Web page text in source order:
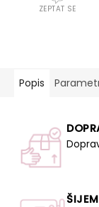
ZEPTAT SE
Popis